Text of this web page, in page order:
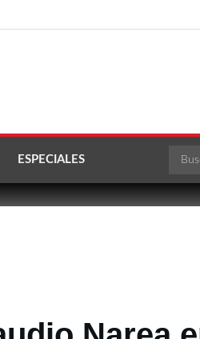
ESPECIALES